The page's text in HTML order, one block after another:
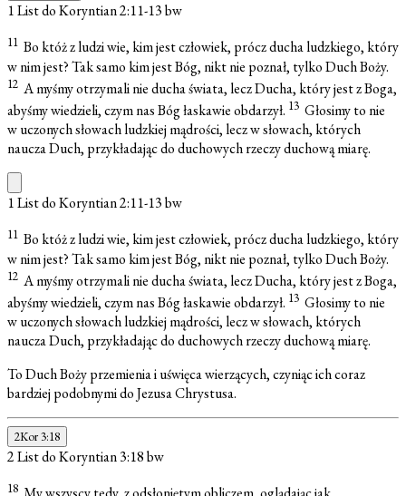
1 List do Koryntian 2:11-13bw
11 Bo któż z ludzi wie, kim jest człowiek, prócz ducha ludzkiego, który
w nim jest? Tak samo kim jest Bóg, nikt nie poznał, tylko Duch Boży.
12 A myśmy otrzymali nie ducha świata, lecz Ducha, który jest z Boga,
abyśmy wiedzieli, czym nas Bóg łaskawie obdarzył. 13 Głosimy to nie
w uczonych słowach ludzkiej mądrości, lecz w słowach, których
naucza Duch, przykładając do duchowych rzeczy duchową miarę.
1 List do Koryntian 2:11-13bw
11 Bo któż z ludzi wie, kim jest człowiek, prócz ducha ludzkiego, który
w nim jest? Tak samo kim jest Bóg, nikt nie poznał, tylko Duch Boży.
12 A myśmy otrzymali nie ducha świata, lecz Ducha, który jest z Boga,
abyśmy wiedzieli, czym nas Bóg łaskawie obdarzył. 13 Głosimy to nie
w uczonych słowach ludzkiej mądrości, lecz w słowach, których
naucza Duch, przykładając do duchowych rzeczy duchową miarę.
To Duch Boży przemienia i uświęca wierzących, czyniąc ich coraz
bardziej podobnymi do Jezusa Chrystusa.
2Kor 3:18
2 List do Koryntian 3:18bw
18